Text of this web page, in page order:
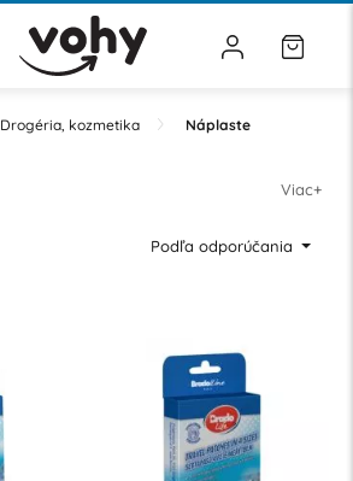
Drogéria, kozmetika Náplaste
Viac+
Podľa odporúčania